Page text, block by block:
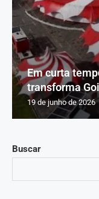
Buscar
Em curta
transforma
19 de junho de 2026